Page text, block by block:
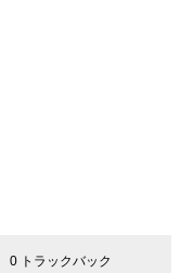
0 トラックバック